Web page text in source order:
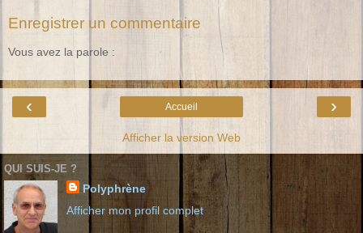
Enregistrer un commentaire
Vous avez la parole :
‹ ›
Accueil
Afficher la version Web
QUI SUIS-JE ?
Polyphrène
Afficher mon profil complet